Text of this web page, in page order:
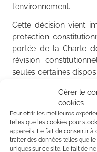
Gérer le
cookies
Pour offrir les meilleures
telles que les cookies pour
appareils. Le fait de consentir
traiter des données telles que
uniques sur ce site. Le fait de
l'environnement.
Cette décision vient
protection
portée de la Charte
révision
seules certaines
Décision : https://
constitutionnel.fr/